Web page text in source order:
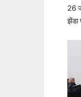
26
झेंडा